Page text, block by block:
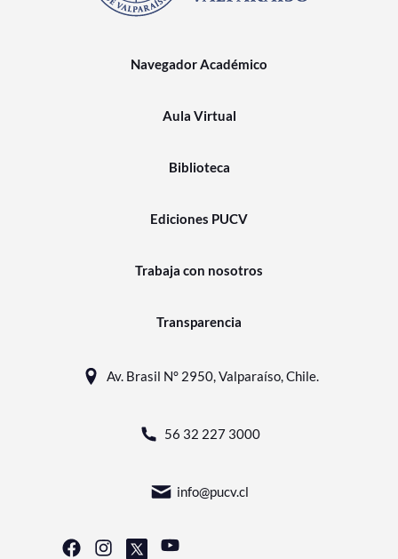
Navegador Académico
Aula Virtual
Biblioteca
Ediciones PUCV
Trabaja con nosotros
Transparencia
Av. Brasil N° 2950, Valparaíso, Chile.
56 32 227 3000
info@pucv.cl